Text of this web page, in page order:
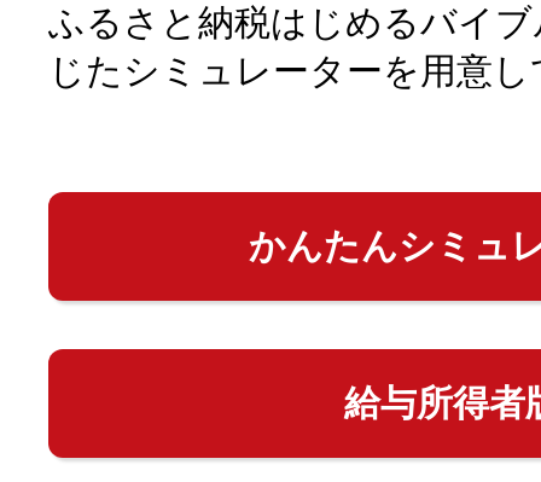
ふるさと納税はじめるバイ
じたシミュレーターを用意
かんたんシミュ
給与所得者